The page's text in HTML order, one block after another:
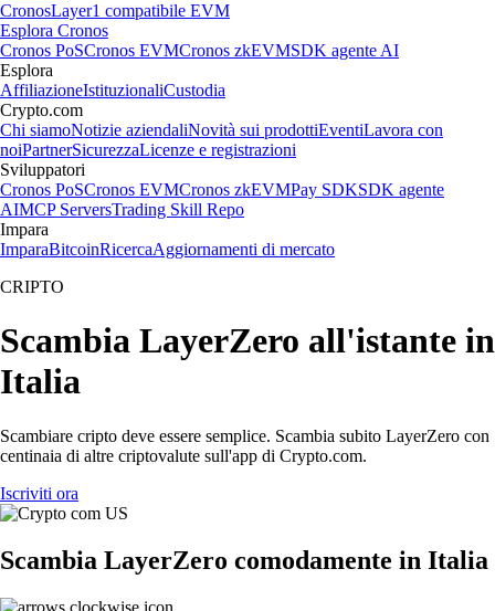
CronosLayer1 compatibile EVM
Esplora Cronos
Cronos PoSCronos EVMCronos zkEVMSDK agente AI
Esplora
AffiliazioneIstituzionaliCustodia
Crypto.com
Chi siamoNotizie aziendaliNovità sui prodottiEventiLavora con
noiPartnerSicurezzaLicenze e registrazioni
Sviluppatori
Cronos PoSCronos EVMCronos zkEVMPay SDKSDK agente
AIMCP ServersTrading Skill Repo
Impara
ImparaBitcoinRicercaAggiornamenti di mercato
CRIPTO
Scambia LayerZero all'istante in
Italia
Scambiare cripto deve essere semplice. Scambia subito LayerZero con
centinaia di altre criptovalute sull'app di Crypto.com.
Iscriviti ora
Scambia LayerZero comodamente in Italia